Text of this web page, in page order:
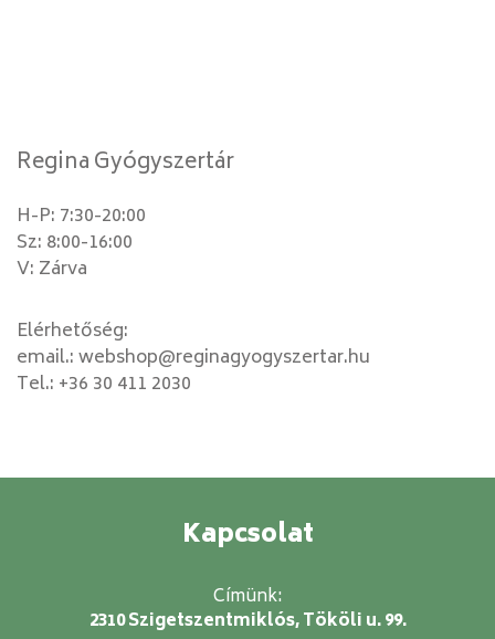
Regina Gyógyszertár
H-P: 7:30-20:00
Sz: 8:00-16:00
V: Zárva
Elérhetőség:
email.:webshop@reginagyogyszertar.hu
Tel.: +36 30 411 2030
Kapcsolat
Címünk:
2310 Szigetszentmiklós, Tököli u. 99.